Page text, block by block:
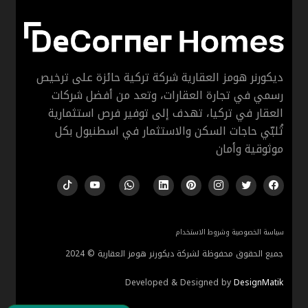
ديكورنر هومز العقارية شركة تركية حائزة على ترخيص
رسمي في تجارة العقارات، وتعد من أفضل شركات
العقار في تركيا، تهدف إلى توفير فرص استثمارية
تُلبّي حاجات السكن والاستثمار في اسطنبول بكل
موثوقية وأمان
سياسة الخصوصية وشروط الاستخدام
جميع الحقوق محفوظة لشركة ديكورنر هومز العقارية © 2024
Developed & Designed byDesignMatik